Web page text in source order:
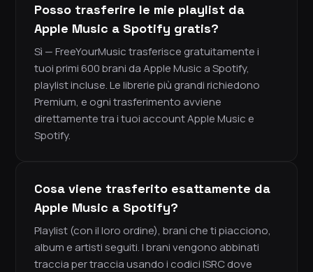
Posso trasferire le mie playlist da
Apple Music a Spotify gratis?
Sì — FreeYourMusic trasferisce gratuitamente i
tuoi primi 600 brani da Apple Music a Spotify,
playlist incluse. Le librerie più grandi richiedono
Premium, e ogni trasferimento avviene
direttamente tra i tuoi account Apple Music e
Spotify.
Cosa viene trasferito esattamente da
Apple Music a Spotify?
Playlist (con il loro ordine), brani che ti piacciono,
album e artisti seguiti. I brani vengono abbinati
traccia per traccia usando i codici ISRC dove